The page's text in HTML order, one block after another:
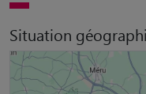
Situation